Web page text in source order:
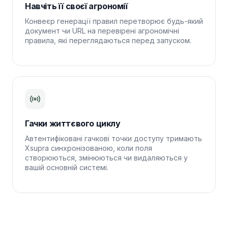
Навчіть її своєї агрономії
Конвеєр генерації правил перетворює будь-який
документ чи URL на перевірені агрономічні
правила, які переглядаються перед запуском.
Гачки життєвого циклу
Автентифіковані гачкові точки доступу тримають
Xsupra синхронізованою, коли поля
створюються, змінюються чи видаляються у
вашій основній системі.